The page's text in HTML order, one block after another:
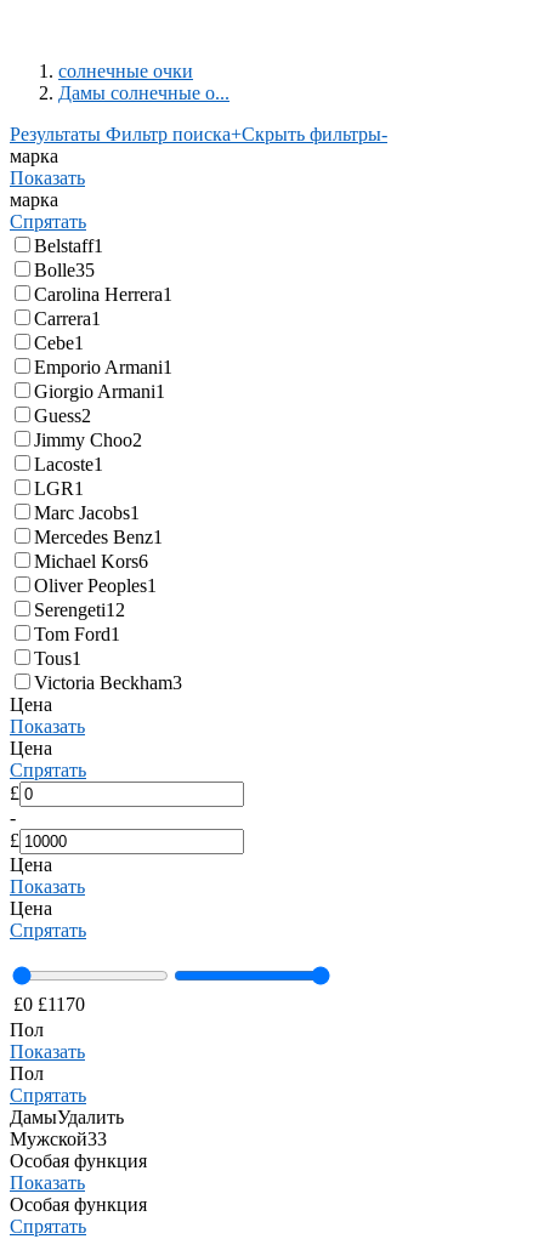
солнечные очки
Дамы солнечные о...
Результаты Фильтр поиска+Скрыть фильтры-
марка
Показать
марка
Спрятать
Belstaff1
Bolle35
Carolina Herrera1
Carrera1
Cebe1
Emporio Armani1
Giorgio Armani1
Guess2
Jimmy Choo2
Lacoste1
LGR1
Marc Jacobs1
Mercedes Benz1
Michael Kors6
Oliver Peoples1
Serengeti12
Tom Ford1
Tous1
Victoria Beckham3
Цена
Показать
Цена
Спрятать
£
-
£
Цена
Показать
Цена
Спрятать
£0 £1170
Пол
Показать
Пол
Спрятать
ДамыУдалить
Мужской33
Особая функция
Показать
Особая функция
Спрятать